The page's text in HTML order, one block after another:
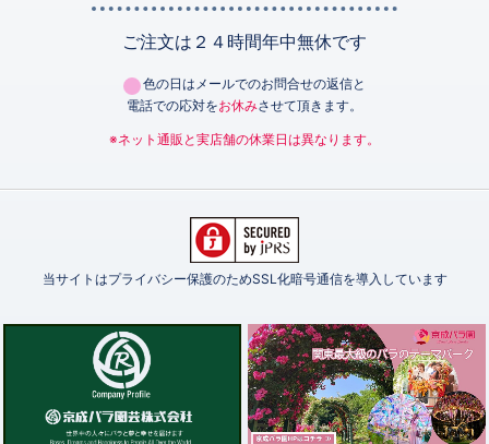
ご注文は２４時間年中無休です
色の日はメールでのお問合せの返信と
電話での応対をお休みさせて頂きます。
※ネット通販と実店舗の休業日は異なります。
当サイトはプライバシー保護のためSSL化暗号通信を導入しています